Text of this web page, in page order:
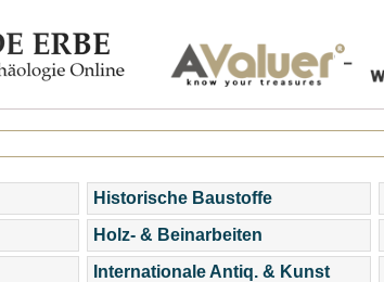
Historische Baustoffe
Holz- & Beinarbeiten
Internationale Antiq. & Kunst